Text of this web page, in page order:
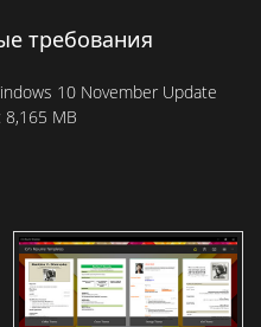
требования
10 November Update
8,165 MB